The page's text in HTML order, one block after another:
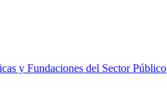
y Fundaciones del Sector Público